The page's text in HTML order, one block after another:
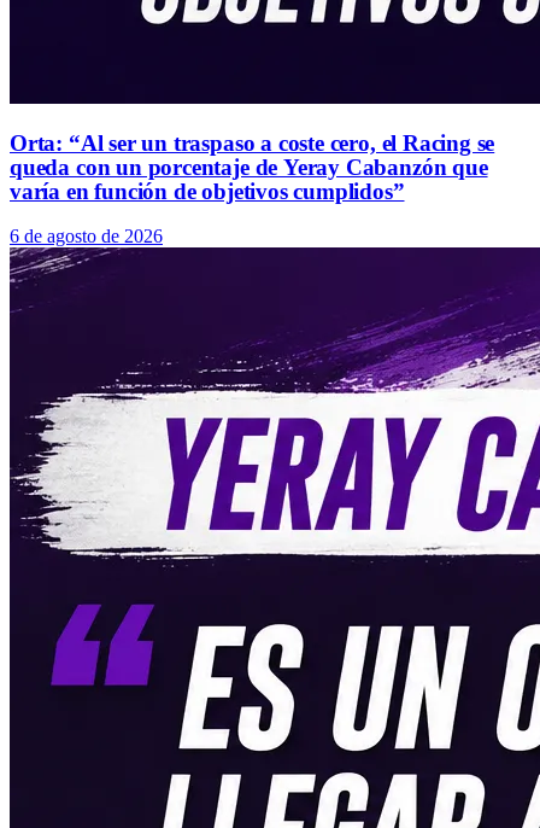
Orta: “Al ser un traspaso a coste cero, el Racing se
queda con un porcentaje de Yeray Cabanzón que
varía en función de objetivos cumplidos”
6 de agosto de 2026